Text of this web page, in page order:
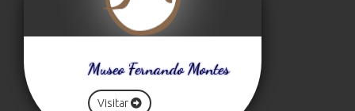
Museo Fernando Montes
Visitar